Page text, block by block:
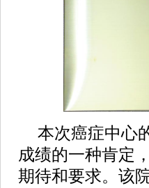
本次癌症中心
成绩的一种肯定
期待和要求。该